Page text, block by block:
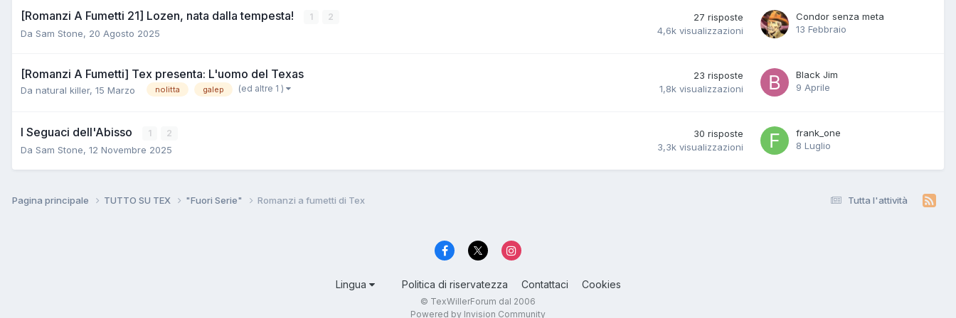
[Romanzi A Fumetti 21] Lozen, nata dalla tempesta! 1 2
Da Sam Stone, 20 Agosto 2025
27 risposte
4,6k visualizzazioni
Condor senza meta
13 Febbraio
[Romanzi A Fumetti] Tex presenta: L'uomo del Texas
Da natural killer, 15 Marzo nolitta galep (ed altre 1 )
23 risposte
1,8k visualizzazioni
Black Jim
9 Aprile
I Seguaci dell'Abisso 1 2
Da Sam Stone, 12 Novembre 2025
30 risposte
3,3k visualizzazioni
frank_one
8 Luglio
Tutta l'attività
Pagina principale TUTTO SU TEX "Fuori Serie" Romanzi a fumetti di Tex
Lingua Politica di riservatezza Contattaci Cookies
© TexWillerForum dal 2006
Powered by Invision Community